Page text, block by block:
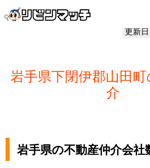
更新日
岩手県下閉伊郡山田
介
岩手県の不動産仲介会社